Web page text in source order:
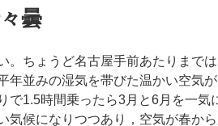
曇
ちょうど名古屋手前あたりまで
年並みの湿気を帯びた温かい空気が
で1.5時間乗ったら3月と6月を一気
気候になりつつあり，空気が春か